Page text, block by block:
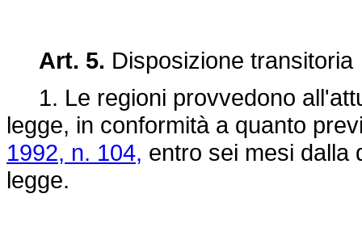
Art. 5. Disposizione transitoria
1. Le regioni provvedono
legge, in conformità a quanto
1992, n. 104, entro sei mesi dalla
legge.